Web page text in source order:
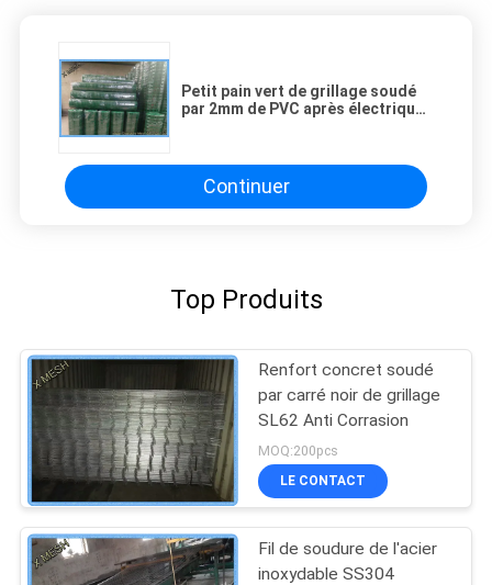
Petit pain vert de grillage soudé
par 2mm de PVC après électrique
Continuer
Top Produits
Renfort concret soudé
par carré noir de grillage
SL62 Anti Corrasion
MOQ:200pcs
LE CONTACT
Fil de soudure de l'acier
inoxydable SS304